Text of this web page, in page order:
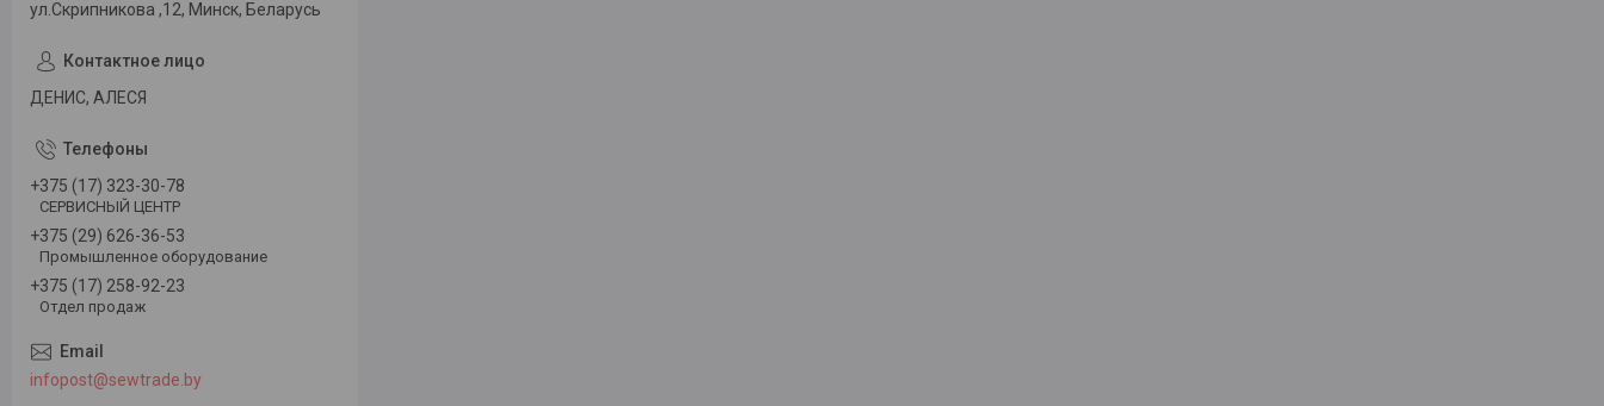
ул.Скрипникова ,12, Минск, Беларусь
ДЕНИС, АЛЕСЯ
+375 (17) 323-30-78
СЕРВИСНЫЙ ЦЕНТР
+375 (29) 626-36-53
Промышленное оборудование
+375 (17) 258-92-23
Отдел продаж
infopost@sewtrade.by